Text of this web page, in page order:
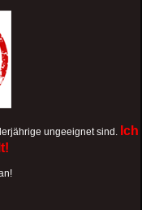
ungeeignet sind. Ich